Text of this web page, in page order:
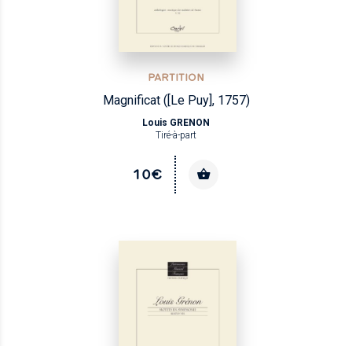
PARTITION
Magnificat ([Le Puy], 1757)
Louis GRENON
Tiré-à-part
10€